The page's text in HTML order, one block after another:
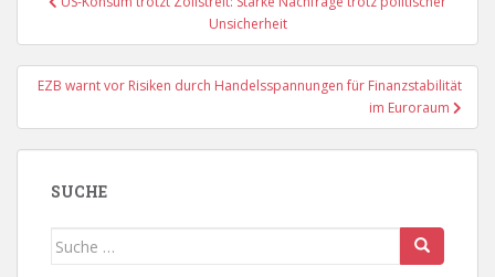
Unsicherheit
EZB warnt vor Risiken durch Handelsspannungen für Finanzstabilität
im Euroraum
SUCHE
Suche